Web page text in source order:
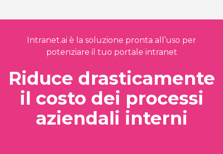
Intranet.ai è la soluzione pronta all’uso per
potenziare il tuo portale intranet
Riduce drasticamente
il costo dei processi
aziendali interni